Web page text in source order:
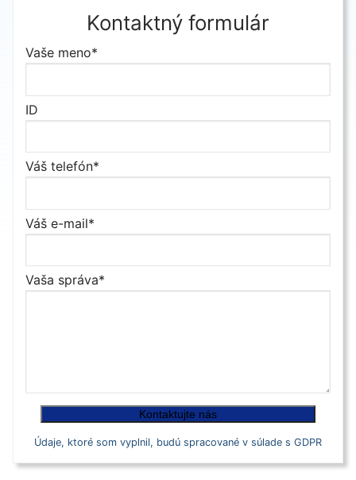
Kontaktný formulár
Vaše meno*
ID
Váš telefón*
Váš e-mail*
Vaša správa*
Údaje, ktoré som vyplnil, budú spracované v súlade s GDPR